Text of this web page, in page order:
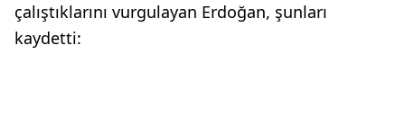
çalıştıklarını vurgulayan Erdoğan, şunları
kaydetti: